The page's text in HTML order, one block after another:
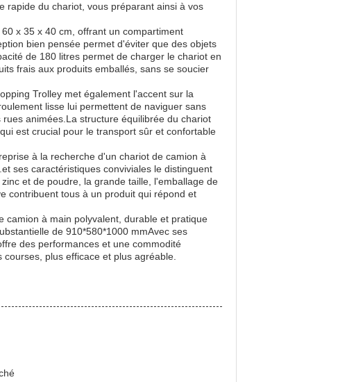
rapide du chariot, vous préparant ainsi à vos
x 35 x 40 cm, offrant un compartiment
bien pensée permet d'éviter que des objets
de 180 litres permet de charger le chariot en
frais aux produits emballés, sans se soucier
Trolley met également l'accent sur la
lisse lui permettent de naviguer sans
animées.La structure équilibrée du chariot
est crucial pour le transport sûr et confortable
à la recherche d'un chariot de camion à
ses caractéristiques conviviales le distinguent
et de poudre, la grande taille, l'emballage de
contribuent tous à un produit qui répond et
camion à main polyvalent, durable et pratique
de 910*580*1000 mmAvec ses
des performances et une commodité
plus efficace et plus agréable.